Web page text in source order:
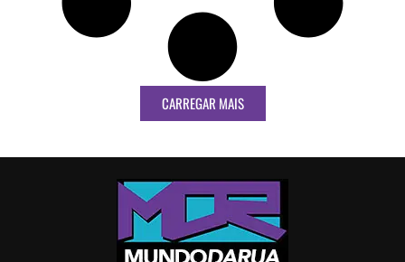
CARREGAR MAIS